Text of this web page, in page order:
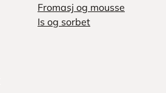
Fromasj og mousse
Is og sorbet